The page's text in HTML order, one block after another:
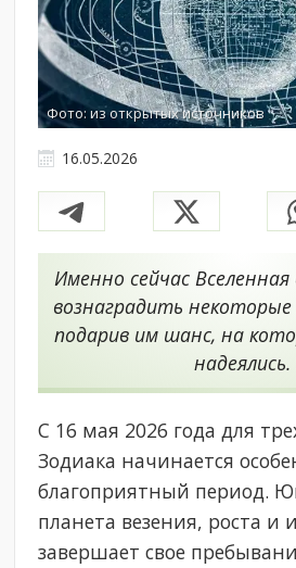
Фото: из открытых источников
16.05.2026
Именно сейчас
вознаградить некоторые
подарив им шанс, на
надеялись.
С 16 мая 2026 года для
Зодиака начинается
благоприятный период.
планета везения, роста и
завершает свое